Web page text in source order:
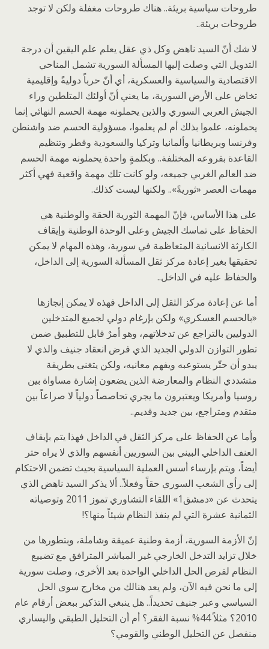
طروحات سياسية بريئة.. هناك طروحات مغفلة ولكن لا توجد
طروحات بريئة..
لا شك أنّ السيد ناهض وكل ذي عقل يعلم علم اليقين أن درجة
التدويل التي وصلت إليها المسألة السورية تشمل المناحي
الاقتصادية والسياسية والعسكرية، أي أنّ حرباً دوليةً وإقليمية
تخاض على الأرض السورية، ما يعني أنّ أولئك المتلطين وراء
الجيش العربي السوري والذين يحملونه مهمة الحسم النهائي إنما
يحملونه، علموا بذلك أم لم يعلموا، مسؤولية الحسم ضد واشنطن
وفرنسا وبريطانيا وألمانيا وتركيا والسعودية وقطر وتنظيم
القاعدة بفروعه المختلفة.. وبكلمةٍ واحدة يحملونه مهمة الحسم
ضد العالم الغربي جميعه، ولو كانت تلك مهمة واقعية فهي أكثر
مهمات العصر «ثوريةً».. ولكنها ليست كذلك.
على هذا الأساس، فإنّ المهمة الثورية الحقة والوطنية هي
الحفاظ على تماسك الجيش وعلى الوحدة الوطنية وإيقاف
الكارثة الانسانية المتعاظمة في سورية، وهذه المهام لا يمكن
تحقيقها بغير إعادة مركز ثقل المسألة السورية إلى الداخل،
والحفاظ عليه في الداخل..
أما عن إعادة مركز الثقل إلى الداخل فهذه لا يمكن إنجازها
«بالحسم العسكري» ولكن بإرغام دولي لجميع المتدخلين
الدوليين بالتراجع عن تدخلاتهم، وهو أمرٌ قابل للتطبيق ضمن
تطور التوازن الدولي الجديد الذي فرض انعقاد جنيف والذي لا
يبدو أن حتّر يستوعبه ويفهم معانيه، ولكن يتغنى بطريقة
متشددي النظام والمعارضة الذين يضعون إشارة مساواة بين
روسيا وأمريكا ويعتبرون ما يجري تحاصصاً دولياً لا صراعاً بين
متقدم ومتراجع، بين جديد وقديم..
وأما عن الحفاظ على مركز الثقل في الداخل فهذا يتم بإيقاف
العنف الداخلي البيني بين السوريين أنفسهم والذي لا يراه حتر
أيضاً، ويتم بإرساء أسس العملية السياسية بحيث تضمن الاحتكام
إلى رأي الشعب السوري حقاً وفعلاً.. ألا يذكر السيد ناهض الذي
يتحدث عن «دمشق1» اللقاء التشاوري تموز 2011 وتوصياته
الثمانية عشرة التي لم ينفذ النظام شيئاً منها؟!
إنّ الأزمة السورية، أزمة وطنية عميقة وشاملة، وبتطورها من
خلال تزايد التدخل الخارجي غير المباشر المترافق مع تضييع
النظام لفرص الحل الداخلي الواحدة بعد الأخرى، وصلت سورية
إلى ما نحن فيه الآن، ولم يعد هنالك من مخارج سوى الحل
السياسي وعبر جنيف تحديداً.. هل ينبغي التذكير ببعض أرقام عام
2010؟ مثلاً 44% نسبة الفقر؟ أم أن التحليل الطبقي واليساري
منفصل عن التحليل الوطني والقومي؟